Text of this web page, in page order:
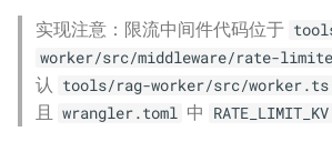
自定义 SVG 图标
自定义图标用法
文档维护
贡献指南
累积布局偏移优化
性能优化
实现注意：限流中间件代码位于
worker/src/middleware/rate-
认
tools/rag-worker/src/worker.ts
且
wrangler.toml 中 RATE_LIMIT_KV